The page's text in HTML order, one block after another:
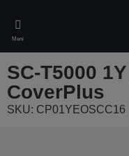
main
content
Meni
SC-T5000
CoverPlus
SKU: CP01YEOSCC16